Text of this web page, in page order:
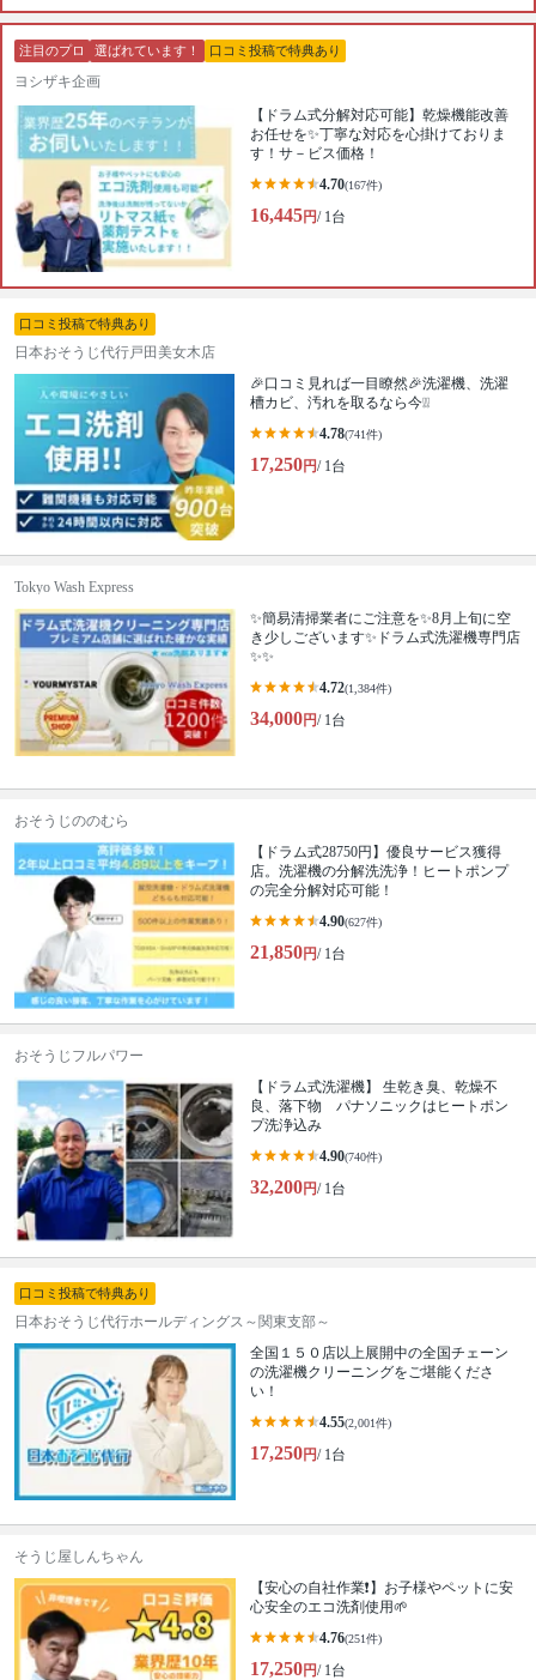
注目のプロ 選ばれています！ 口コミ投稿で特典あり
ヨシザキ企画
【ドラム式分解対応可能】乾燥機能改善
お任せを✨丁寧な対応を心掛けておりま
す！サ－ビス価格！
4.70(167件)
16,445円/ 1台
口コミ投稿で特典あり
日本おそうじ代行戸田美女木店
🎉口コミ見れば一目瞭然🎉洗濯機、洗濯
槽カビ、汚れを取るなら今❕❕
4.78(741件)
17,250円/ 1台
Tokyo Wash Express
✨簡易清掃業者にご注意を✨8月上旬に空
き少しございます✨ドラム式洗濯機専門店
✨✨
4.72(1,384件)
34,000円/ 1台
おそうじののむら
【ドラム式28750円】優良サービス獲得
店。洗濯機の分解洗洗浄！ヒートポンプ
の完全分解対応可能！
4.90(627件)
21,850円/ 1台
おそうじフルパワー
【ドラム式洗濯機】 生乾き臭、乾燥不
良、落下物 パナソニックはヒートポン
プ洗浄込み
4.90(740件)
32,200円/ 1台
口コミ投稿で特典あり
日本おそうじ代行ホールディングス～関東支部～
全国１５０店以上展開中の全国チェーン
の洗濯機クリーニングをご堪能くださ
い！
4.55(2,001件)
17,250円/ 1台
そうじ屋しんちゃん
【安心の自社作業❗️】お子様やペットに安
心安全のエコ洗剤使用🌱
4.76(251件)
17,250円/ 1台